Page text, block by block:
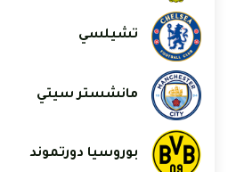
تشيلسي
مانشستر سيتي
بوروسيا دورتموند